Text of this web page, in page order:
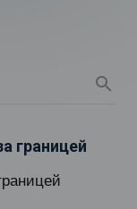
границей